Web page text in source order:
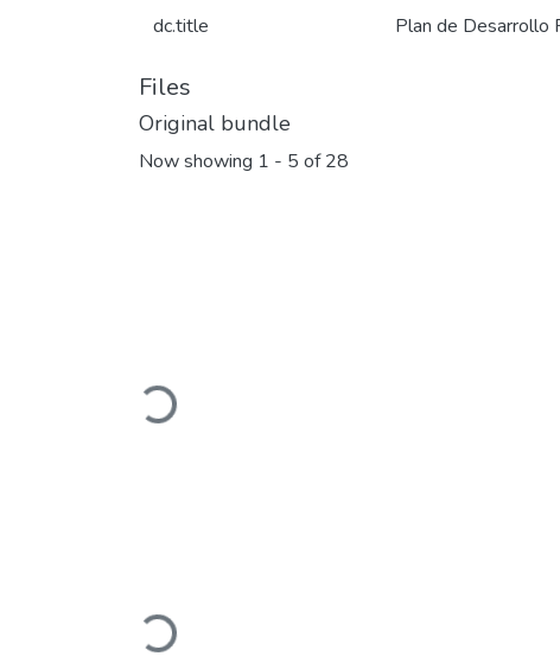
dc.title Plan de
Files
Original bundle
Now showing 1 - 5 of 28
Loading...